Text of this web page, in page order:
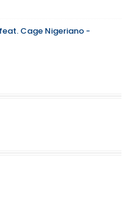
Cage Nigeriano -